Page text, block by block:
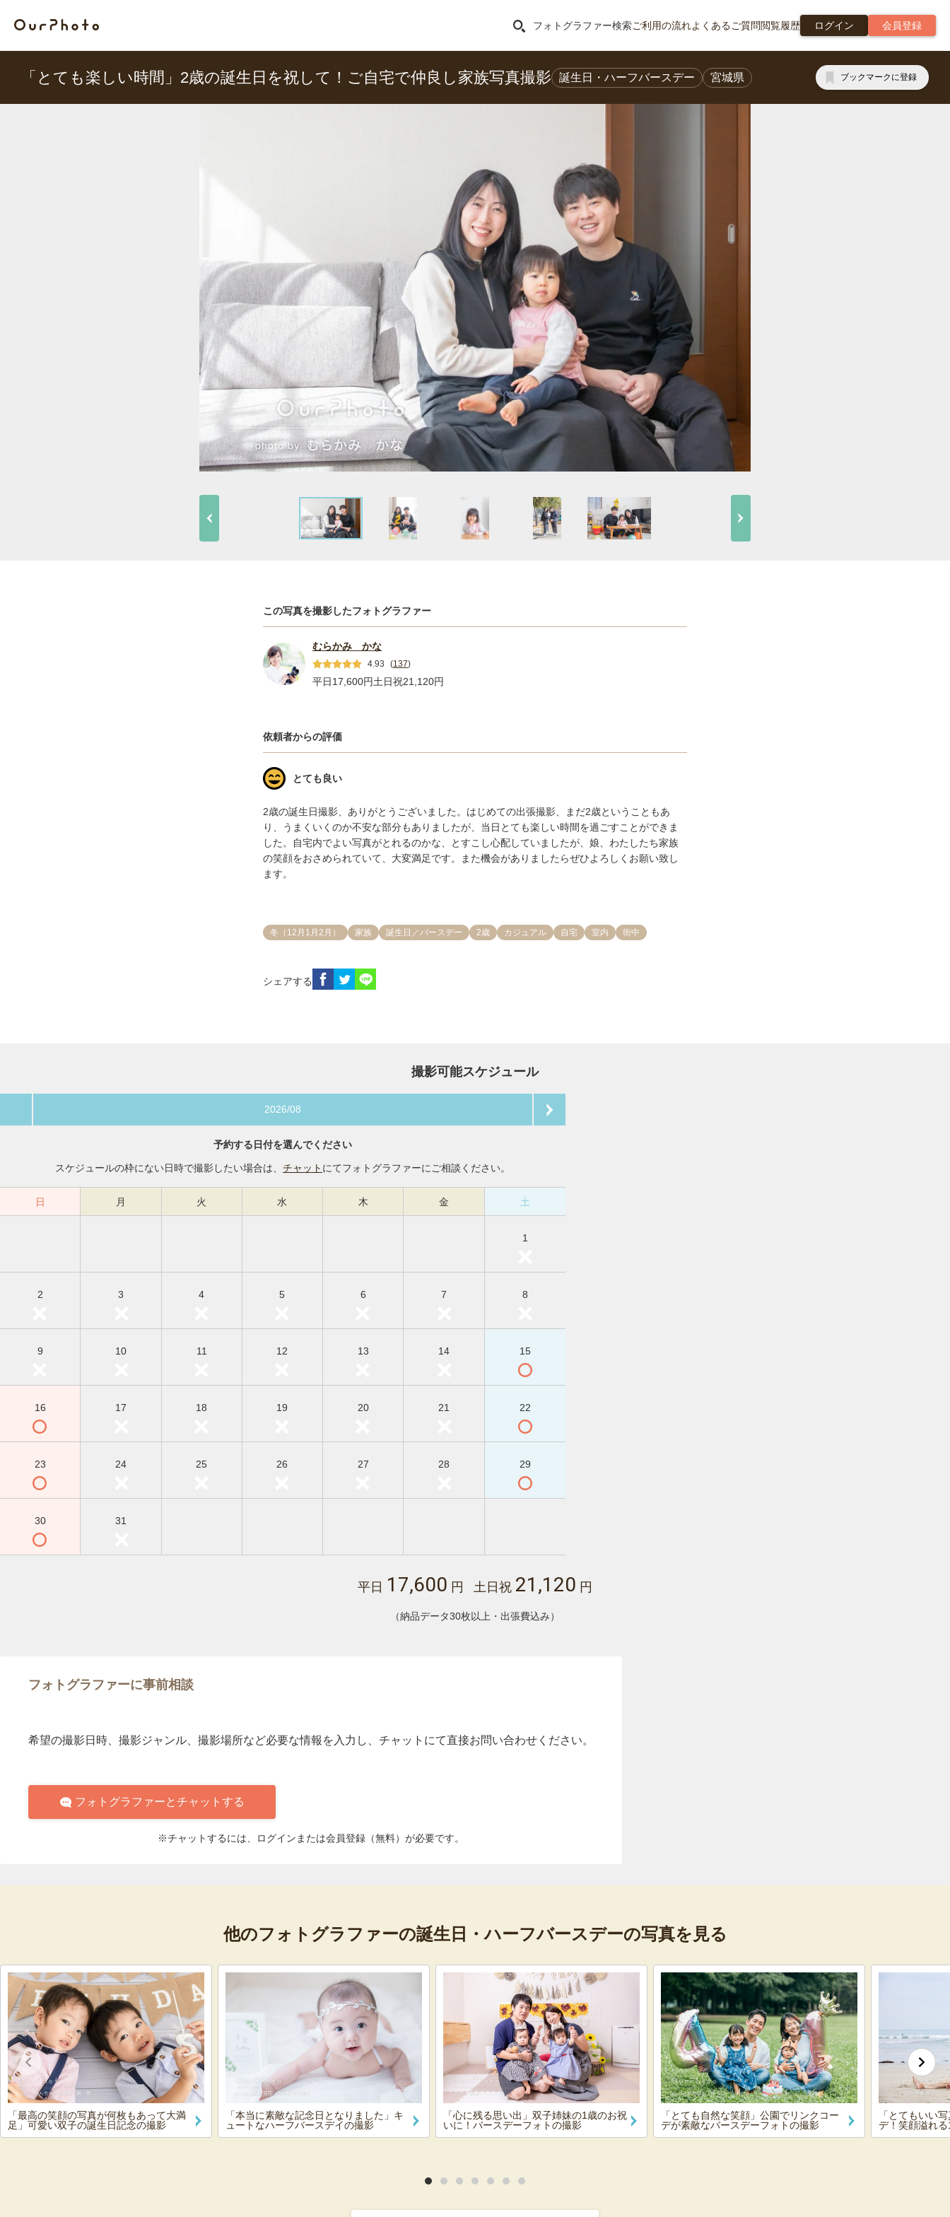
フォトグラファー検索ご利用の流れよくあるご質問閲覧履歴 ログイン 会員登録
「とても楽しい時間」2歳の誕生日を祝して！ご自宅で仲良し家族写真撮影 誕生日・ハーフバースデー 宮城県 ブックマークに登録
この写真を撮影したフォトグラファー
むらかみ かな
4.93 (137)
平日17,600円土日祝21,120円
依頼者からの評価
とても良い
2歳の誕生日撮影、ありがとうございました。はじめての出張撮影、まだ2歳ということもあ
り、うまくいくのか不安な部分もありましたが、当日とても楽しい時間を過ごすことができま
した。自宅内でよい写真がとれるのかな、とすこし心配していましたが、娘、わたしたち家族
の笑顔をおさめられていて、大変満足です。また機会がありましたらぜひよろしくお願い致し
ます。
冬（12月1月2月） 家族 誕生日／バースデー 2歳 カジュアル 自宅 室内 街中
シェアする
撮影可能スケジュール
2026/08
予約する日付を選んでください
スケジュールの枠にない日時で撮影したい場合は、 チャット にてフォトグラファーにご相談ください。
日 月 火 水 木 金 土
1
2 3 4 5 6 7 8
9 10 11 12 13 14 15
16 17 18 19 20 21 22
23 24 25 26 27 28 29
30 31
平日 17,600 円 土日祝 21,120 円
（納品データ30枚以上・出張費込み）
フォトグラファーに事前相談
希望の撮影日時、撮影ジャンル、撮影場所など必要な情報を入力し、チャットにて直接お問い合わせください。
フォトグラファーとチャットする
※チャットするには、ログインまたは会員登録（無料）が必要です。
他のフォトグラファーの誕生日・ハーフバースデーの写真を見る
「最高の笑顔の写真が何枚もあって大満
足」可愛い双子の誕生日記念の撮影
「本当に素敵な記念日となりました」キ
ュートなハーフバースデイの撮影
「心に残る思い出」双子姉妹の1歳のお祝
いに！バースデーフォトの撮影
「とても自然な笑顔」公園でリンクコー
デが素敵なバースデーフォトの撮影
「とてもいい
デ！笑顔溢れ